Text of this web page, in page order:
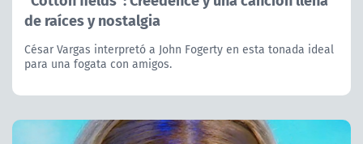
de raíces y nostalgia
César Vargas interpretó a John Fogerty en esta tonada ideal
para una fogata con amigos.